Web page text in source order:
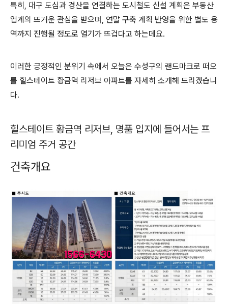
특히, 대구 도심과 경산을 연결하는 도시철도 신설 계획은 부동산
업계의 뜨거운 관심을 받으며, 연말 구축 계획 반영을 위한 별도 용
역까지 진행될 정도로 열기가 뜨겁다고 하는데요.
이러한 긍정적인 분위기 속에서 오늘은 수성구의 랜드마크로 떠오
를 힐스테이트 황금역 리저브 아파트를 자세히 소개해 드리겠습니
다.
힐스테이트 황금역 리저브, 명품 입지에 들어서는 프
리미엄 주거 공간
건축개요